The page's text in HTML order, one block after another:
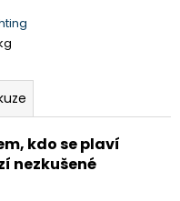
kdo se plaví
nezkušené